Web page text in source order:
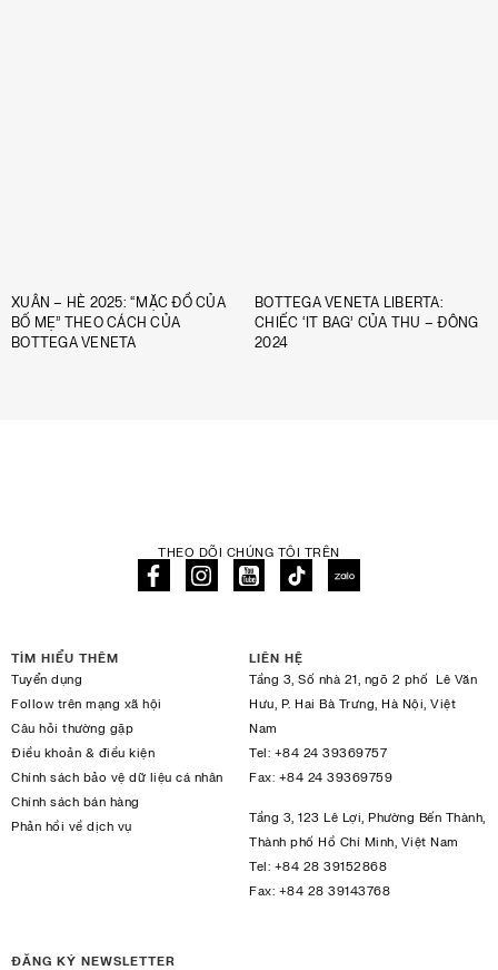
XUÂN – HÈ 2025: “MẶC ĐỒ CỦA
BỐ MẸ” THEO CÁCH CỦA
BOTTEGA VENETA
BOTTEGA VENETA LIBERTA:
CHIẾC ‘IT BAG’ CỦA THU – ĐÔNG
2024
THEO DÕI CHÚNG TÔI TRÊN
TÌM HIỂU THÊM
Tuyển dụng
Follow trên mạng xã hội
Câu hỏi thường gặp
Điều khoản & điều kiện
Chính sách bảo vệ dữ liệu cá nhân
Chính sách bán hàng
Phản hồi về dịch vụ
LIÊN HỆ
Tầng 3, Số nhà 21, ngõ 2 phố Lê Văn
Hưu, P. Hai Bà Trưng, Hà Nội, Việt
Nam
Tel: +84 24 39369757
Fax: +84 24 39369759
Tầng 3, 123 Lê Lợi, Phường Bến Thành,
Thành phố Hồ Chí Minh, Việt Nam
Tel: +84 28 39152868
Fax: +84 28 39143768
ĐĂNG KÝ NEWSLETTER